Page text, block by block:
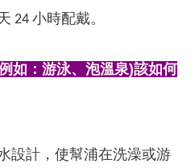
24 小時配戴。
如：游泳、泡溫泉)該如何
設計，使幫浦在洗澡或游